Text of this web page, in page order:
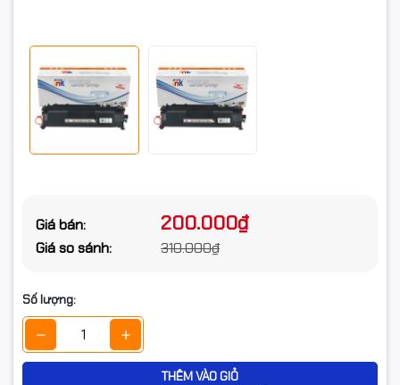
Giá bán: 200.000₫
Giá so sánh: 310.000₫
Số lượng:
THÊM VÀO GIỎ